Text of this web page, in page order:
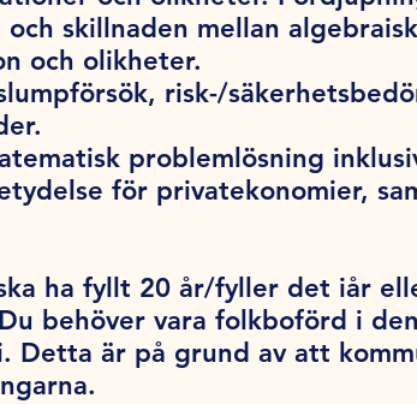
skillnaden mellan
och olikheter.
risk-/
problemlösning
för privatekonomier,
ha fyllt 20 år/fyller det iår
behöver vara folkboförd i
Detta är på grund av att